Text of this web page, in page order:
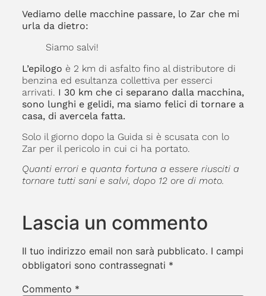
Vediamo delle macchine passare, lo Zar che mi
urla da dietro:
Siamo salvi!
L’epilogo è 2 km di asfalto fino al distributore di
benzina ed esultanza collettiva per esserci
arrivati. I 30 km che ci separano dalla macchina,
sono lunghi e gelidi, ma siamo felici di tornare a
casa, di avercela fatta.
Solo il giorno dopo la Guida si è scusata con lo
Zar per il pericolo in cui ci ha portato.
Quanti errori e quanta fortuna a essere riusciti a
tornare tutti sani e salvi, dopo 12 ore di moto.
Lascia un commento
Il tuo indirizzo email non sarà pubblicato. I campi
obbligatori sono contrassegnati *
Commento *